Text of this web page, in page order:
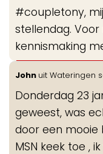
#coupletony,
stellendag.
kennismaking
John uit Wateringen
Donderdag 23
geweest, was
door een mooie
MSN keek toe ,